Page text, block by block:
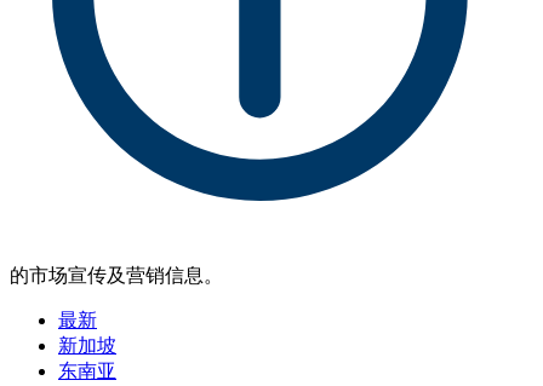
的市场宣传及营销信息。
最新
新加坡
东南亚